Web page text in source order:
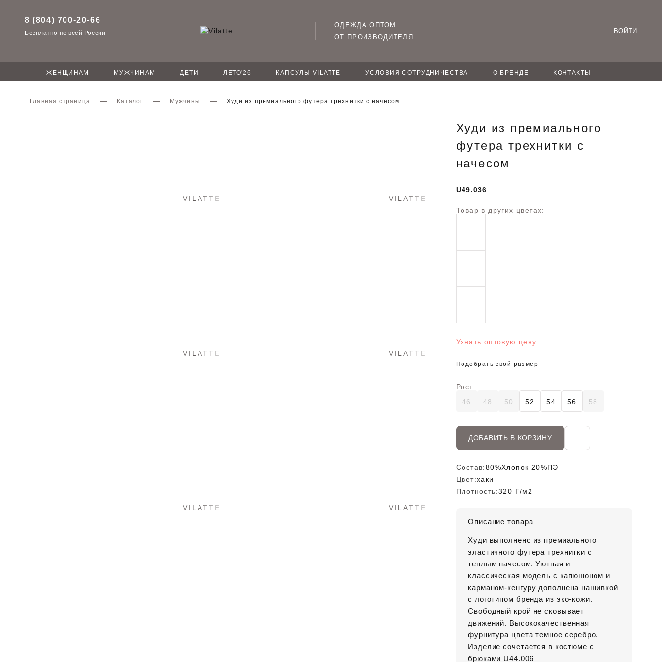
8 (804) 700-20-66
Бесплатно по всей России
ОДЕЖДА ОПТОМ
ОТ ПРОИЗВОДИТЕЛЯ
ВОЙТИ
ЖЕНЩИНАМ МУЖЧИНАМ ДЕТИ ЛЕТО'26 КАПСУЛЫ VILATTE УСЛОВИЯ СОТРУДНИЧЕСТВА О БРЕНДЕ КОНТАКТЫ
Главная страница Каталог Мужчины Худи из премиального футера трехнитки с начесом
Худи из премиального
футера трехнитки с
начесом
U49.036
Товар в других цветах:
Узнать оптовую цену
Подобрать свой размер
Рост :
46
48 50 52 54 56 58
ДОБАВИТЬ В КОРЗИНУ
Состав:80%Хлопок 20%ПЭ
Цвет:хаки
Плотность:320 Г/м2
Описание товара
Худи выполнено из премиального
эластичного футера трехнитки с
теплым начесом. Уютная и
классическая модель с капюшоном и
карманом-кенгуру дополнена нашивкой
с логотипом бренда из эко-кожи.
Свободный крой не сковывает
движений. Высококачественная
фурнитура цвета темное серебро.
Изделие сочетается в костюме с
брюками U44.006